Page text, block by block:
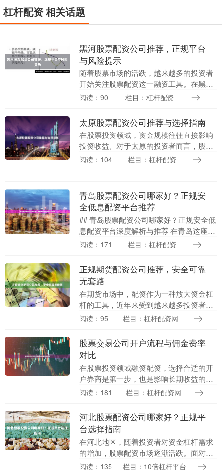
杠杆配资 相关话题
黑河股票配资公司推荐，正规平台
与风险提示
随着股票市场的活跃，越来越多的投资者
开始关注股票配资这一融资工具。在黑河
地区，选择一家正规、安全的配资公司至
注的配资平台，并....
阅读：90 栏目：杠杆配资
太原股票配资公司推荐与选择指南
在股票投资领域，资金规模往往直接影响
投资收益。对于太原的投资者而言，股票
配资是一种常见的放大资金的方式。然而
阅读：104 栏目：杠杆配资
青岛股票配资公司哪家好？正规安
全低息配资平台推荐
## 青岛股票配资公司哪家好？正规安全低
息配资平台深度解析与推荐 在青岛这座充
满活力的金融城市，股票投资市场日益活
用股票配资....
阅读：171 栏目：杠杆配资
正规期货配资公司推荐，安全可靠
无套路
在期货市场中，配资作为一种放大资金杠
杆的工具，近年来受到越来越多投资者的
关注。然而10倍杠杆平台，市场上配资公
无套路的期货配....
阅读：95 栏目：杠杆配资网
股票交易公司开户流程与佣金费率
对比
在股票投资领域融资配资，选择合适的开
户券商是第一步，也是影响长期收益的关
键因素。本文将系统梳理主流股票交易公
比，帮助投资者做....
阅读：181 栏目：杠杆配资网
河北股票配资公司哪家好？正规平
台选择指南
在河北地区，随着投资者对资金杠杆需求
的增加，股票配资市场逐渐活跃。面对众
多配资公司，投资者最关心的问题莫过
阅读：135 栏目：10倍杠杆平台